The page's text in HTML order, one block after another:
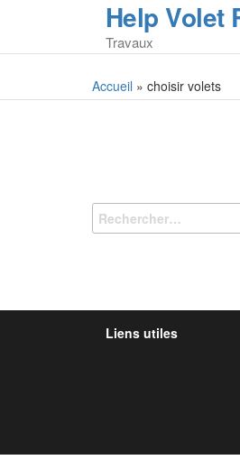
Help Volet
Travaux
Accueil » choisir volets
Liens utiles